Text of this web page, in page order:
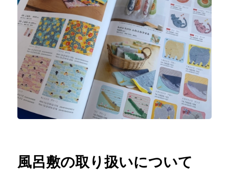
風呂敷の取り扱いについて